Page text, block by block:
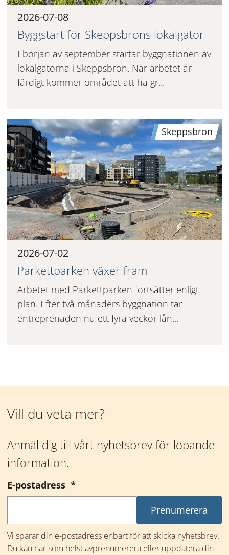
2026-07-08
Byggstart för Skeppsbrons lokalgator
I början av september startar byggnationen av
lokalgatorna i Skeppsbron. När arbetet är
färdigt kommer området att ha gr...
Skeppsbron
2026-07-02
Parkettparken växer fram
Arbetet med Parkettparken fortsätter enligt
plan. Efter två månaders byggnation tar
entreprenaden nu ett fyra veckor lån...
Vill du veta mer?
Anmäl dig till vårt nyhetsbrev för löpande
information.
E-postadress *(obligatorisk)
Vi sparar din e-postadress enbart för att skicka nyhetsbrev.
Du kan när som helst avprenumerera eller uppdatera din